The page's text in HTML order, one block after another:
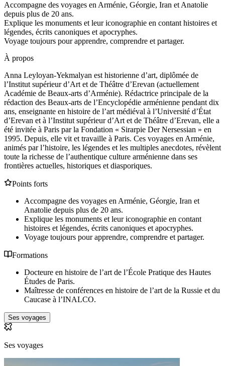
Accompagne des voyages en Arménie, Géorgie, Iran et Anatolie
depuis plus de 20 ans.
Explique les monuments et leur iconographie en contant histoires et
légendes, écrits canoniques et apocryphes.
Voyage toujours pour apprendre, comprendre et partager.
À propos
Anna Leyloyan-Yekmalyan est historienne d’art, diplômée de
l’Institut supérieur d’Art et de Théâtre d’Erevan (actuellement
Académie de Beaux-arts d’Arménie). Rédactrice principale de la
rédaction des Beaux-arts de l’Encyclopédie arménienne pendant dix
ans, enseignante en histoire de l’art médiéval à l’Université d’État
d’Erevan et à l’Institut supérieur d’Art et de Théâtre d’Erevan, elle a
été invitée à Paris par la Fondation « Sirarpie Der Nersessian » en
1995. Depuis, elle vit et travaille à Paris. Ces voyages en Arménie,
animés par l’histoire, les légendes et les multiples anecdotes, révèlent
toute la richesse de l’authentique culture arménienne dans ses
frontières actuelles, historiques et diasporiques.
Points forts
Accompagne des voyages en Arménie, Géorgie, Iran et
Anatolie depuis plus de 20 ans.
Explique les monuments et leur iconographie en contant
histoires et légendes, écrits canoniques et apocryphes.
Voyage toujours pour apprendre, comprendre et partager.
Formations
Docteure en histoire de l’art de l’École Pratique des Hautes
Études de Paris.
Maîtresse de conférences en histoire de l’art de la Russie et du
Caucase à l’INALCO.
Ses voyages
Ses voyages